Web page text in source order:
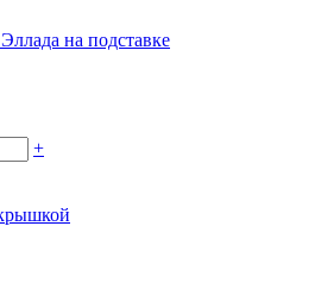
на подставке
+